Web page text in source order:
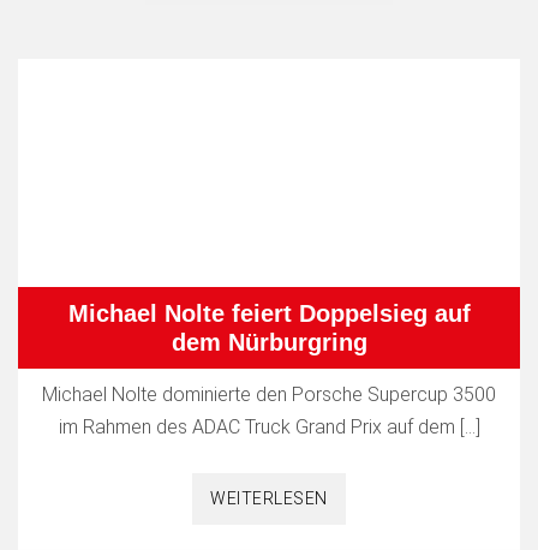
Michael Nolte feiert Doppelsieg auf
dem Nürburgring
Michael Nolte dominierte den Porsche Supercup 3500
im Rahmen des ADAC Truck Grand Prix auf dem […]
WEITERLESEN